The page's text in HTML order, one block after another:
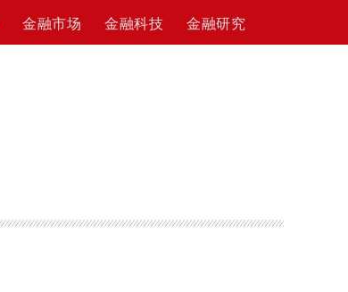
金融市场 金融科技 金融研究